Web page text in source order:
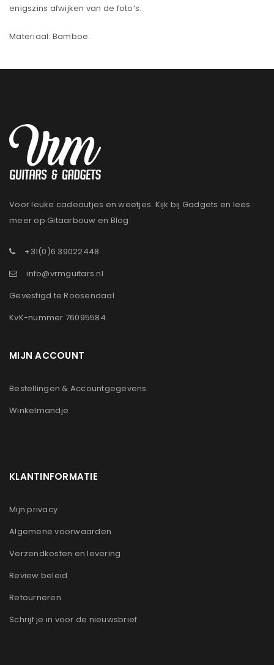
enigszins afwijken van de foto’s.
Materiaal: Bamboe.
Voor leuke cadeautjes en weetjes. Kijk bij Gadgets en lees
meer op Gitaarbouw en Blog.
+31(0)6 39022448
info@vrmguitars.nl
Gevestigd te Roosendaal
KvK-nummer 76095584
MIJN ACCOUNT
Bestellingen & Accountgegevens
Winkelmandje
KLANTINFORMATIE
Mijn privacy
Algemene voorwaarden
Verzendkosten en levering
Review beleid
Retourneren
Schrijf je in voor de nieuwsbrief